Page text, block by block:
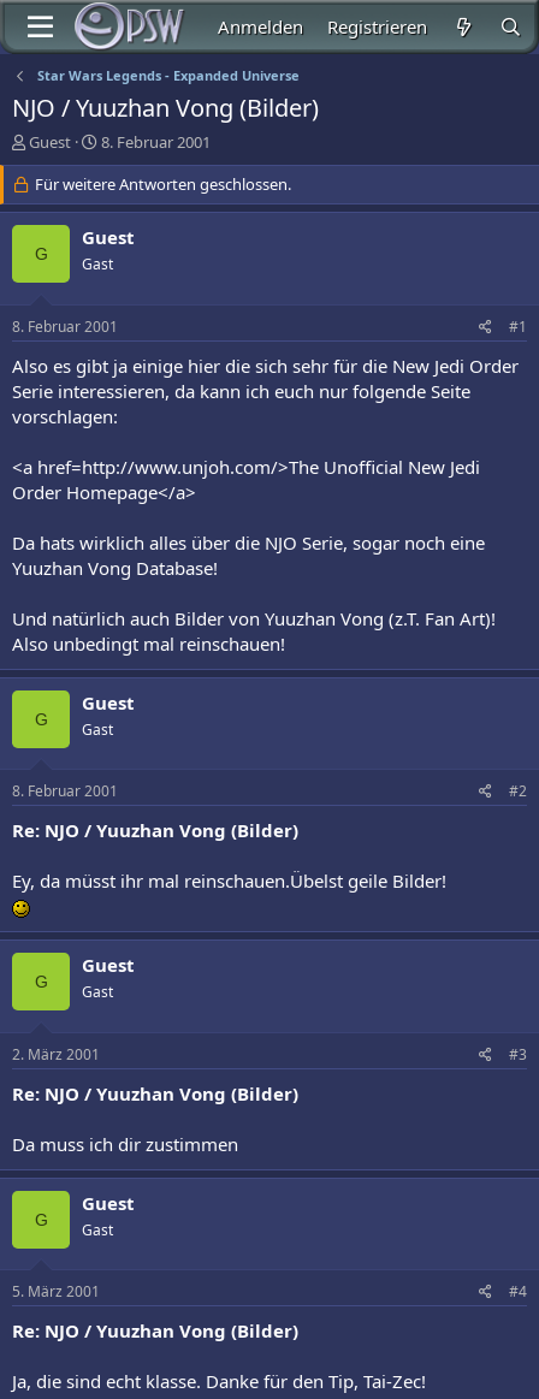
Anmelden Registrieren
Star Wars Legends - Expanded Universe
NJO / Yuuzhan Vong (Bilder)
E
r
s
t
e
Guest
E
r
s
t
l
l
m
8. Februar 2001
Für weitere Antworten geschlossen.
G
Guest
Gast
8. Februar 2001 #1
Also es gibt ja einige hier die sich sehr für die New Jedi Order
Serie interessieren, da kann ich euch nur folgende Seite
vorschlagen:
<a href=http://www.unjoh.com/>The Unofficial New Jedi
Order Homepage</a>
Da hats wirklich alles über die NJO Serie, sogar noch eine
Yuuzhan Vong Database!
Und natürlich auch Bilder von Yuuzhan Vong (z.T. Fan Art)!
Also unbedingt mal reinschauen!
G
Guest
Gast
8. Februar 2001 #2
Re: NJO / Yuuzhan Vong (Bilder)
Ey, da müsst ihr mal reinschauen.Übelst geile Bilder!
G
Guest
Gast
2. März 2001 #3
Re: NJO / Yuuzhan Vong (Bilder)
Da muss ich dir zustimmen
G
Guest
Gast
5. März 2001 #4
Re: NJO / Yuuzhan Vong (Bilder)
Ja, die sind echt klasse. Danke für den Tip, Tai-Zec!